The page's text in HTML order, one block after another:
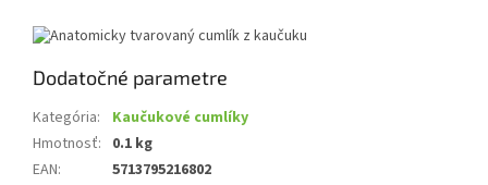
Dodatočné parametre
Kategória:
Kaučukové cumlíky
Hmotnosť: 0.1 kg
EAN: 5713795216802